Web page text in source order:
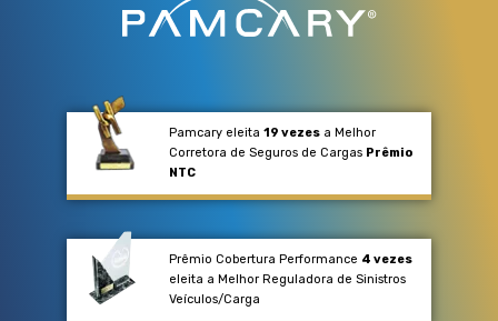
Pamcary eleita 19 vezes a Melhor
Corretora de Seguros de Cargas Prêmio
NTC
Prêmio Cobertura Performance 4 vezes
eleita a Melhor Reguladora de Sinistros
Veículos/Carga​